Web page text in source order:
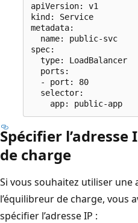
apiVersion: v1
kind: Service
metadata:
  name: public-svc
spec:
  type: LoadBalancer
  ports:
  - port: 80
  selector:
Spécifier l’adresse
de charge
Si vous souhaitez utiliser une
l’équilibreur de charge, vous
spécifier l’adresse IP :